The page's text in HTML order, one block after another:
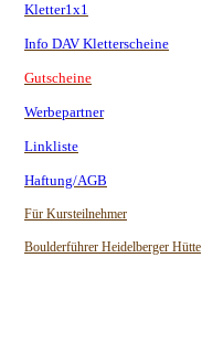
Kletter1x1
Info DAV Kletterscheine
Gutscheine
Werbepartner
Linkliste
Haftung/AGB
Für Kursteilnehmer
Boulderführer Heidelberger Hütte